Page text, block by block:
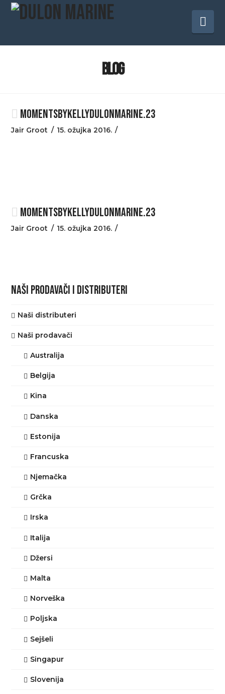
BLOG
MOMENTSBYKELLYDULONMARINE.23
Jair Groot 15. ožujka 2016.
MOMENTSBYKELLYDULONMARINE.23
Jair Groot 15. ožujka 2016.
NAŠI PRODAVAČI I DISTRIBUTERI
Naši distributeri
Naši prodavači
Australija
Belgija
Kina
Danska
Estonija
Francuska
Njemačka
Grčka
Irska
Italija
Džersi
Malta
Norveška
Poljska
Sejšeli
Singapur
Slovenija